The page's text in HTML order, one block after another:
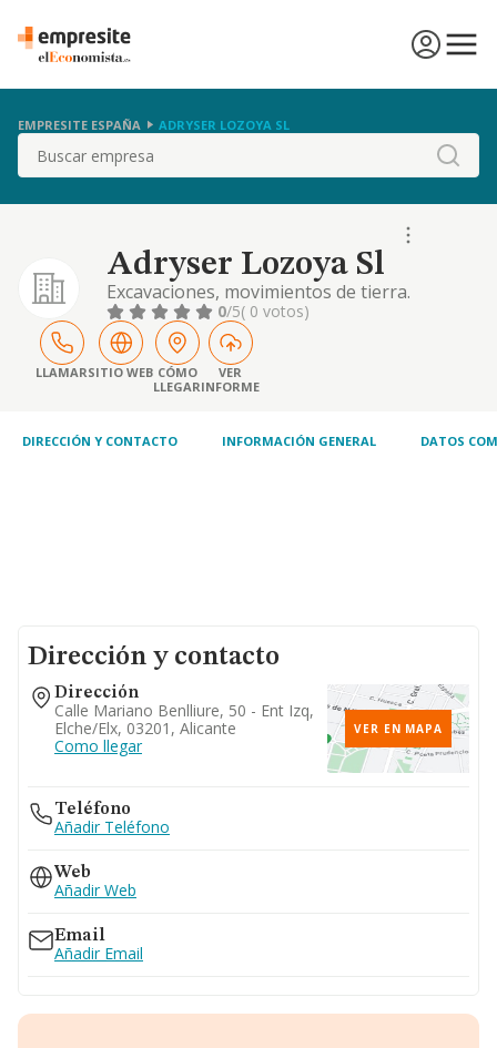
EMPRESITE ESPAÑA ADRYSER LOZOYA SL
Buscar
Adryser Lozoya Sl
Excavaciones, movimientos de tierra.
0/5( 0 votos)
LLAMARSITIO WEB CÓMO
LLEGAR
VER
INFORME
DIRECCIÓN Y CONTACTO INFORMACIÓN GENERAL DATOS
Dirección y contacto
Dirección
Calle Mariano Benlliure, 50 - Ent Izq,
Elche/elx, 03201, Alicante
Como llegar
VER EN MAPA
Teléfono
Añadir Teléfono
Web
Añadir Web
Email
Añadir Email